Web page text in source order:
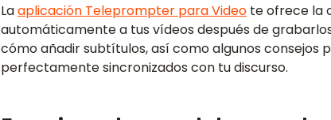
Laaplicación Teleprompter para Video te ofrece la
automáticamente a tus vídeos después de
cómo añadir subtítulos, así como algunos consejos
perfectamente sincronizados con tu discurso.